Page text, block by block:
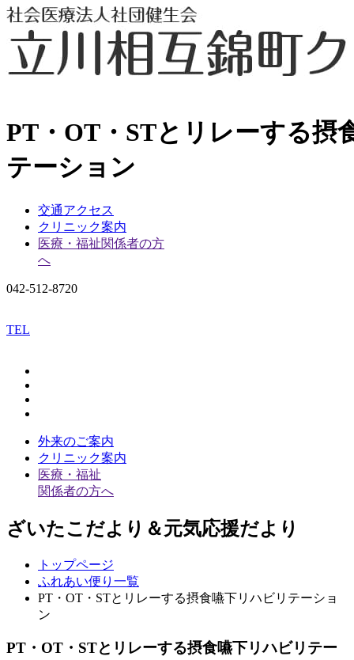
PT・OT・STとリレーする摂
テーション
交通アクセス
クリニック案内
医療・福祉関係者の方
へ
042-512-8720
TEL
外来のご案内
クリニック案内
医療・福祉
関係者の方へ
ざいたこだより＆元気応援だより
トップページ
ふれあい便り一覧
PT・OT・STとリレーする摂食嚥下リハビリテーショ
ン
PT・OT・STとリレーする摂食嚥下リハビリテー